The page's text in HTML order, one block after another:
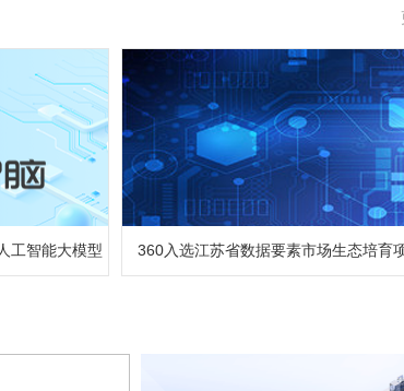
工智能大模型 360入选江苏省数据要素市场生态培育